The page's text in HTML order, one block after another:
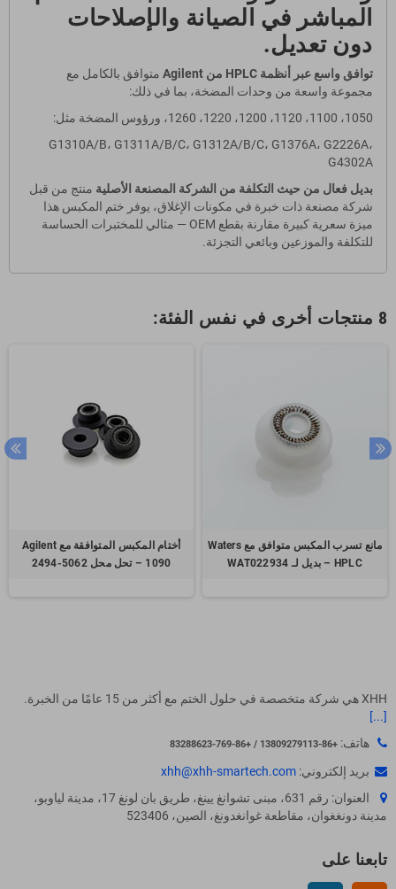
المباشر في الصيانة والإصلاحات
دون تعديل.
توافق واسع عبر أنظمة HPLC من Agilent
متوافق بالكامل مع
مجموعة واسعة من وحدات المضخة، بما في ذلك:
1050، 1100، 1120، 1200، 1220، 1260، ورؤوس المضخة مثل:
G1310A/B، G1311A/B/C، G1312A/B/C، G1376A، G2226A،
G4302A
بديل فعال من حيث التكلفة من الشركة المصنعة الأصلية منتج من قبل
شركة مصنعة ذات خبرة في مكونات الإغلاق، يوفر ختم المكبس هذا
ميزة سعرية كبيرة مقارنة بقطع OEM — مثالي للمختبرات الحساسة
للتكلفة والموزعين وبائعي التجزئة.
8 منتجات أخرى في نفس الفئة:
مانع تسرب المكبس متوافق مع Waters
HPLC – بديل لـ WAT022934
أختام المكبس المتوافقة مع Agilent
1090 – تحل محل 5062-2494
XHH هي شركة متخصصة في حلول الختم مع أكثر من 15 عامًا من الخبرة.
[...]
هاتف: +86-13809279113 / +86-769-83288623
بريد إلكتروني: xhh@xhh-smartech.com
العنوان: رقم 631، مبنى تشوانغ يينغ، طريق بان لونغ 17، مدينة لياوبو،
مدينة دونغغوان، مقاطعة غوانغدونغ، الصين، 523406
تابعنا على